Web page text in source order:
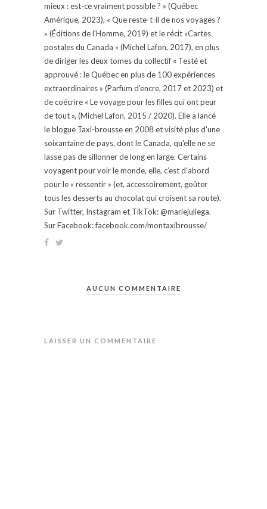
mieux : est-ce vraiment possible ? » (Québec
Amérique, 2023), « Que reste-t-il de nos voyages ?
» (Éditions de l'Homme, 2019) et le récit «Cartes
postales du Canada » (Michel Lafon, 2017), en plus
de diriger les deux tomes du collectif « Testé et
approuvé : le Québec en plus de 100 expériences
extraordinaires » (Parfum d'encre, 2017 et 2023) et
de coécrire « Le voyage pour les filles qui ont peur
de tout », (Michel Lafon, 2015 / 2020). Elle a lancé
le blogue Taxi-brousse en 2008 et visité plus d'une
soixantaine de pays, dont le Canada, qu'elle ne se
lasse pas de sillonner de long en large. Certains
voyagent pour voir le monde, elle, c’est d’abord
pour le « ressentir » (et, accessoirement, goûter
tous les desserts au chocolat qui croisent sa route).
Sur Twitter, Instagram et TikTok: @mariejuliega.
Sur Facebook: facebook.com/montaxibrousse/
AUCUN COMMENTAIRE
LAISSER UN COMMENTAIRE